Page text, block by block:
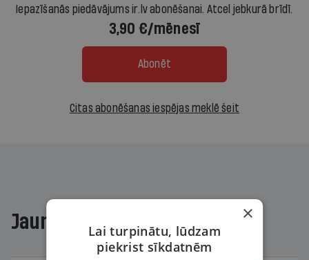
Iepazīšanās piedāvājums ir.lv abonēšanai. Atcel jebkurā brīdī.
3,90 €/mēnesī
Abonēt
Citas abonēšanas iespējas meklē šeit
Jaunākajā žurnālā ×
Lai turpinātu, lūdzam
piekrist sīkdatnēm